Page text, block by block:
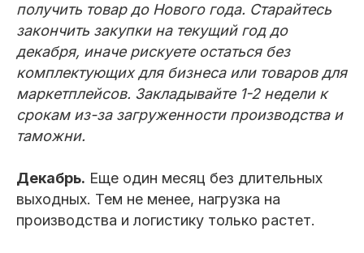
получить товар до Нового года. Старайтесь
закончить закупки на текущий год до
декабря, иначе рискуете остаться без
комплектующих для бизнеса или товаров для
маркетплейсов. Закладывайте 1-2 недели к
срокам из-за загруженности производства и
таможни.
Декабрь. Еще один месяц без длительных
выходных. Тем не менее, нагрузка на
производства и логистику только растет.